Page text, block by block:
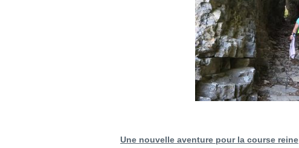
Une nouvelle aventure pour la course reine